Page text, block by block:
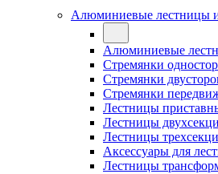
Алюминиевые лестницы
Алюминиевые
Стремянки
Стремянки
Стремянки
Лестницы
Лестницы
Лестницы
Аксессуары для
Лестницы